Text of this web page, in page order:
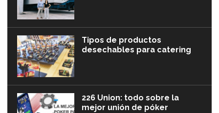
Tipos de productos
desechables para catering
226 Union: todo sobre la
mejor unión de póker